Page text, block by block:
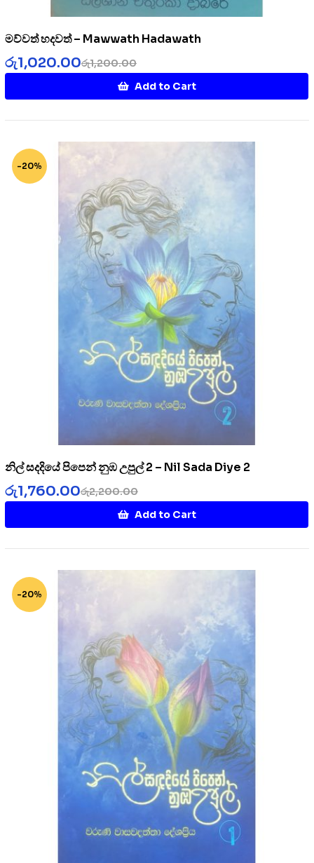
මව්වත් හදවත් – Mawwath Hadawath
රු1,200.00
රු1,020.00
Add to Cart
-20%
නිල් සදදියේ පිපෙන් නුඹ උපුල් 2 – Nil Sada Diye 2
රු2,200.00
රු1,760.00
Add to Cart
-20%